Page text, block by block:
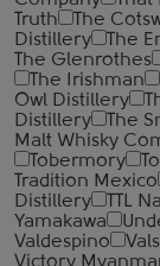
Truth
The
Distillery
The
The Glenrothes
The Irishman
Owl Distillery
Distillery
The
Malt Whisky
Tobermory
Tradition Mexico
Distillery
TTL
Yamakawa
Valdespino